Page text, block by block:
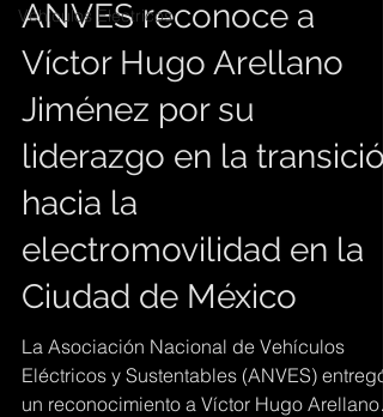
Vehiculos Electricos
ANVES reconoce a
Víctor Hugo Arellano
Jiménez por su
liderazgo en la
hacia la
electromovilidad en la
Ciudad de México
La Asociación Nacional de Vehículos
Eléctricos y Sustentables (ANVES) entregó
un reconocimiento a Víctor Hugo Arellano